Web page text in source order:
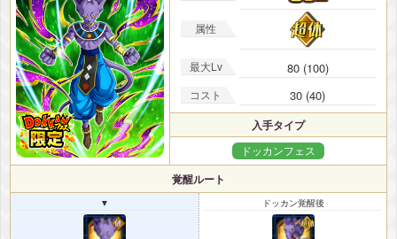
属性
最大Lv 80 (100)
コスト 30 (40)
入手タイプ
ドッカンフェス
覚醒ルート
▼ ドッカン覚醒後